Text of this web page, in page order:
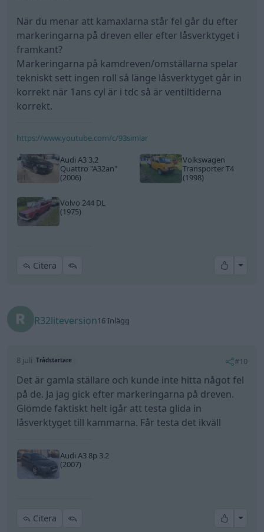
När du menar att kamaxlarna står fel går du efter
markeringarna på dreven eller efter låsverktyget i
framkant?
Markeringarna på kamdreven/omställarna spelar
tekniskt sett ingen roll så länge låsverktyget går in
korrekt när 1ans cyl är i tdc så är ventiltiderna
korrekt.
https://www.youtube.com/c/93simlar
Audi A3 3.2
Quattro "A32an"
(2006)
Volkswagen
Transporter T4
(1998)
Volvo 244 DL
(1975)
Citera All
R32liteversion16 Inlägg
8 juli Trådstartare #10
Det är gamla ställare och kunde inte hitta något fel
på de. Ja jag gick efter markeringarna på dreven.
Glömde faktiskt helt igår att testa glida in
låsverktyget till kammarna. Får testa det ikväll
Audi A3 8p 3.2
(2007)
Citera All